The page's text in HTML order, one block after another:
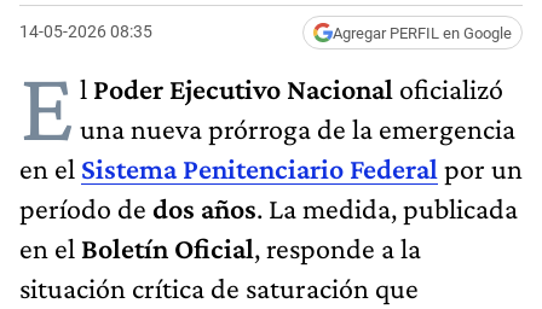
14-05-2026 08:35 Agregar PERFIL en Google
E l Poder Ejecutivo Nacional oficializó
una nueva prórroga de la emergencia
en el Sistema Penitenciario Federal por un
período de dos años. La medida, publicada
en el Boletín Oficial, responde a la
situación crítica de saturación que